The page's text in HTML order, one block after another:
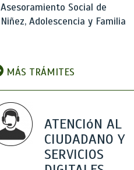
Asesoramiento Social de
Niñez, Adolescencia y Familia
MÁS TRÁMITES
ATENCIóN AL
CIUDADANO Y
SERVICIOS